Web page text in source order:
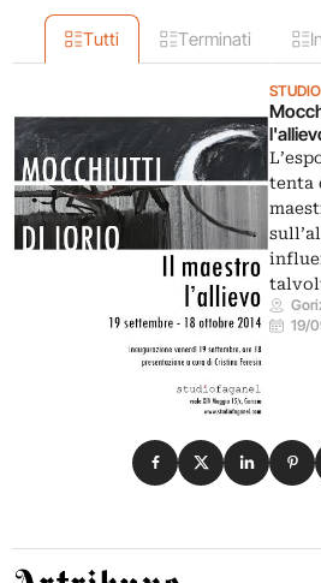
Tutti Terminati
tenta
19/
Condividi su
Condividi su X
Condividi